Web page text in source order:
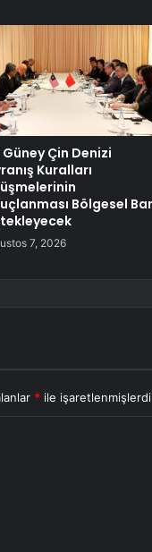
Güney Çin Denizi
Kuralları
Bölgesel
7, 2026
* ile